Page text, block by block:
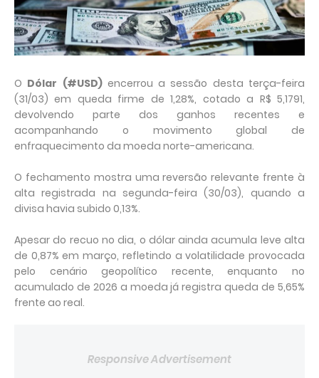
O Dólar (#USD)encerrou a sessão desta terça-feira
(31/03) em queda firme de 1,28%, cotado a R$ 5,1791,
devolvendo parte dos ganhos recentes e
acompanhando o movimento global de
enfraquecimento da moeda norte-americana.
O fechamento mostra uma reversão relevante frente à
alta registrada na segunda-feira (30/03), quando a
divisa havia subido 0,13%.
Apesar do recuo no dia, o dólar ainda acumula leve alta
de 0,87% em março, refletindo a volatilidade provocada
pelo cenário geopolítico recente, enquanto no
acumulado de 2026 a moeda já registra queda de 5,65%
frente ao real.
Responsive Advertisement